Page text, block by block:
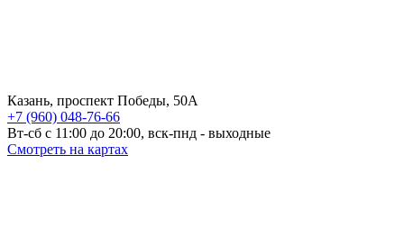
Казань, проспект Победы, 50А
+7 (960) 048-76-66
Вт-сб с 11:00 до 20:00, вск-пнд - выходные
Смотреть на картах